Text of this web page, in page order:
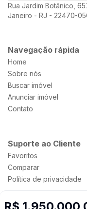
Rua Jardim Botânico,
Janeiro - RJ - 22470-
Navegação rápida
Home
Sobre nós
Buscar imóvel
Anunciar imóvel
Contato
Suporte ao Cliente
Favoritos
Comparar
Política de privacidade